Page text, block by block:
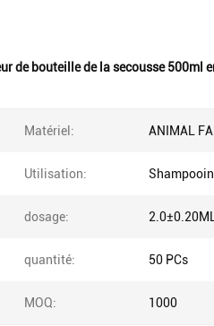
de bouteille de la secousse 500ml
Matériel: ANIMAL
Utilisation:
dosage:
quantité: 50 PCs
MOQ: 1000